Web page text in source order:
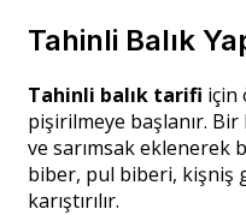
Tahinli Balık
Tahinli balık tarifi için
pişirilmeye başlanır. Bir
ve sarımsak eklenerek
biber, pul biberi, kişniş
karıştırılır.